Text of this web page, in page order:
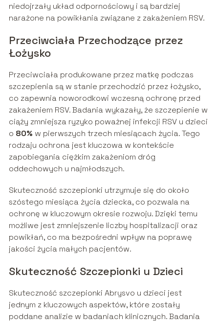
niedojrzały układ odpornościowy i są bardziej
narażone na powikłania związane z zakażeniem RSV.
Przeciwciała Przechodzące przez
Łożysko
Przeciwciała produkowane przez matkę podczas
szczepienia są w stanie przechodzić przez łożysko,
co zapewnia noworodkowi wczesną ochronę przed
zakażeniem RSV. Badania wykazały, że szczepienie w
ciąży zmniejsza ryzyko poważnej infekcji RSV u dzieci
o 80% w pierwszych trzech miesiącach życia. Tego
rodzaju ochrona jest kluczowa w kontekście
zapobiegania ciężkim zakażeniom dróg
oddechowych u najmłodszych.
Skuteczność szczepionki utrzymuje się do około
szóstego miesiąca życia dziecka, co pozwala na
ochronę w kluczowym okresie rozwoju. Dzięki temu
możliwe jest zmniejszenie liczby hospitalizacji oraz
powikłań, co ma bezpośredni wpływ na poprawę
jakości życia małych pacjentów.
Skuteczność Szczepionki u Dzieci
Skuteczność szczepionki Abrysvo u dzieci jest
jednym z kluczowych aspektów, które zostały
poddane analizie w badaniach klinicznych. Badania